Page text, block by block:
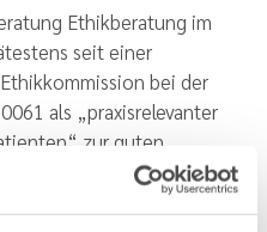
Ethikberatung im
seit einer
bei der
als „praxisrelevanter
zur guten